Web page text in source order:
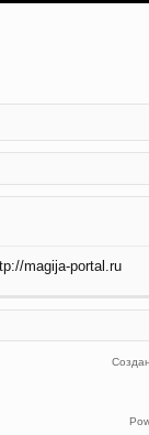
magija-portal.ru